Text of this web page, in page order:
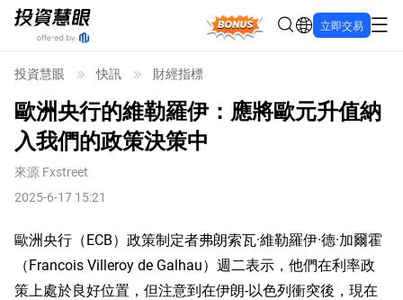
Bonus 立即交易
投資慧眼 快訊 財經指標
歐洲央行的維勒羅伊：應將歐元升值納
入我們的政策決策中
來源 Fxstreet
2025-6-17 15:21
歐洲央行（ECB）政策制定者弗朗索瓦·維勒羅伊·德·加爾霍
（Francois Villeroy de Galhau）週二表示，他們在利率政
策上處於良好位置，但注意到在伊朗-以色列衝突後，現在